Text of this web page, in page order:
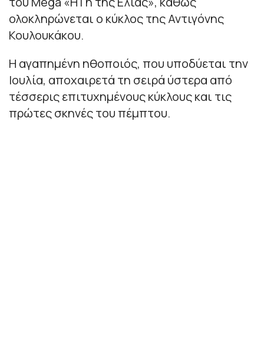
ολοκληρώνεται ο κύκλος της Αντιγόνης
Κουλουκάκου.
Η αγαπημένη ηθοποιός, που υποδύεται την
Ιουλία, αποχαιρετά τη σειρά ύστερα από
τέσσερις επιτυχημένους κύκλους και τις
πρώτες σκηνές του πέμπτου.